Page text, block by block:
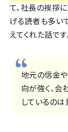
て、社長の挨拶
げる読者も多い
えてくれた話です
地元の信金
向が強く、
しているの